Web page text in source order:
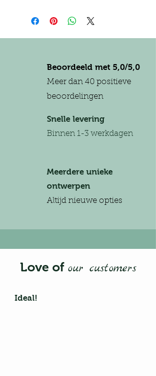
Beoordeeld met 5,0/5,0
Meer dan 40 positieve
beoordelingen
Snelle levering
Binnen 1-3 werkdagen
Meerdere unieke
ontwerpen
Altijd nieuwe opties
Love of our customers
Ideal!